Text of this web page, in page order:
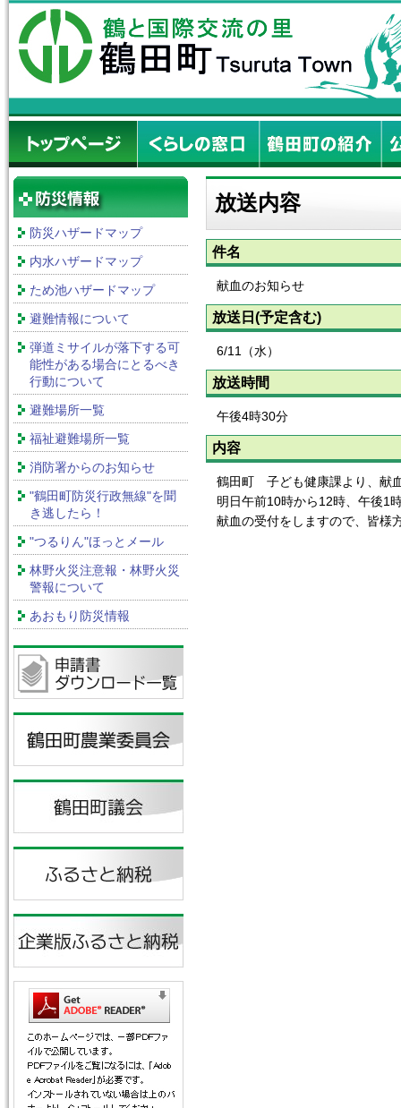
防災ハザードマップ
内水ハザードマップ
ため池ハザードマップ
避難情報について
弾道ミサイルが落下する可
能性がある場合にとるべき
行動について
避難場所一覧
福祉避難場所一覧
消防署からのお知らせ
"鶴田町防災行政無線"を聞
き逃したら！
"つるりん"ほっとメール
林野火災注意報・林野火災
警報について
あおもり防災情報
放送内容
件名
献血のお知らせ
放送日(予定含む)
6/11（水）
放送時間
午後4時30分
内容
鶴田町 子ども健康課より、献
明日午前10時から12時、午後1
献血の受付をしますので、皆様